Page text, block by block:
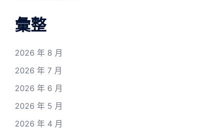
彙整
2026 年 8 月
2026 年 7 月
2026 年 6 月
2026 年 5 月
2026 年 4 月